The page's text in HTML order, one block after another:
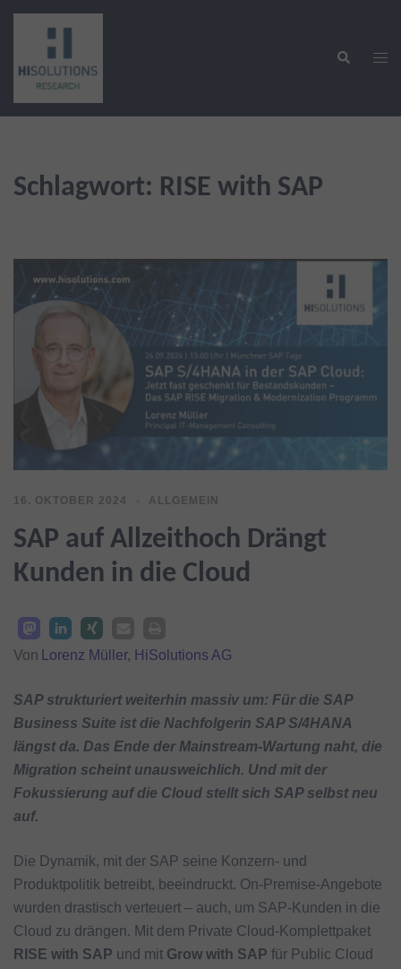
Zum
springen
Suche
Schlagwort: RISE with SAP
16. OKTOBER 2024 ALLGEMEIN
SAP auf Allzeithoch Drängt
Kunden in die Cloud
Von Lorenz Müller, HiSolutions AG
SAP strukturiert weiterhin massiv um: Für die SAP
Business Suite ist die Nachfolgerin SAP S/4HANA
längst da. Das Ende der Mainstream-Wartung naht, die
Migration scheint unausweichlich. Und mit der
Fokussierung auf die Cloud stellt sich SAP selbst neu
auf.
Die Dynamik, mit der SAP seine Konzern- und
Produktpolitik betreibt, beeindruckt. On-Premise-Angebote
wurden drastisch verteuert – auch, um SAP-Kunden in die
Cloud zu drängen. Mit dem Private Cloud-Komplettpaket
RISE with SAP und mit Grow with SAP für Public Cloud